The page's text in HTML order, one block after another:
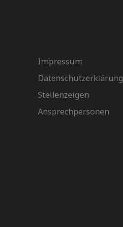
Impressum
Datenschutzerklärung
Stellenzeigen
Ansprechpersonen